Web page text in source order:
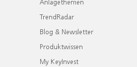
TrendRadar
Blog & Newsletter
Produktwissen
My KeyInvest